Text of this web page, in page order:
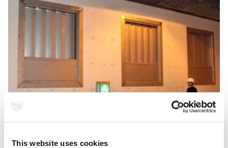
This website uses cookies
Ob für Autos, Bahn oder U-Bahn: Tunnel zählen zu den kompliziertesten und